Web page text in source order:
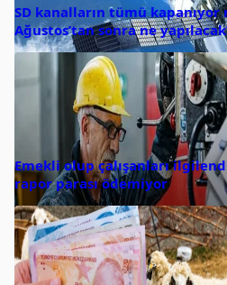
SD kanalların tümü kapanıyor
Ağustos’tan sonra ne
Emekli olup çalışanları
rapor parası ödemiyor